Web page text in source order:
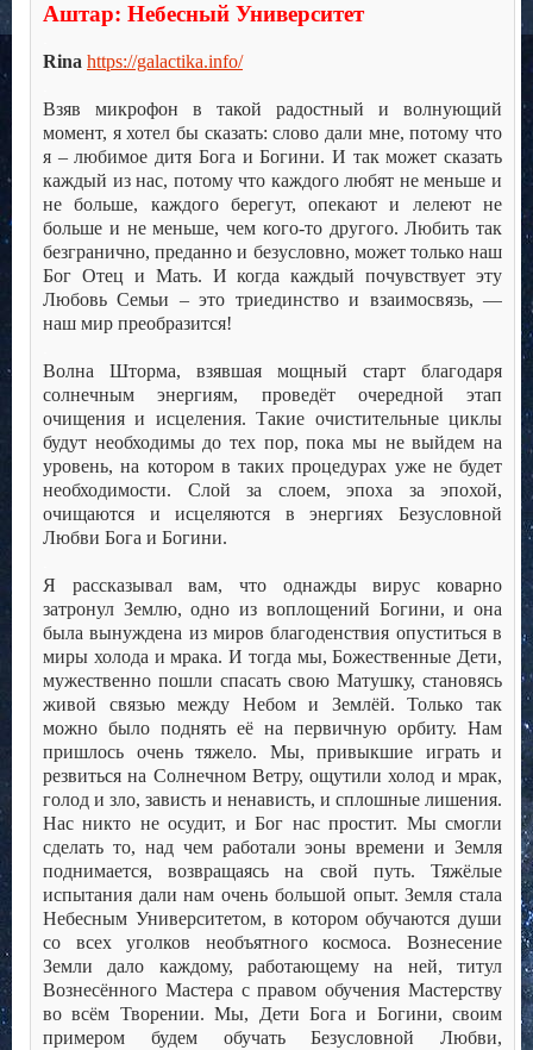
Аштар: Небесный Университет
Rina https://galactika.info/
Взяв микрофон в такой радостный и волнующий
момент, я хотел бы сказать: слово дали мне, потому что
я – любимое дитя Бога и Богини. И так может сказать
каждый из нас, потому что каждого любят не меньше и
не больше, каждого берегут, опекают и лелеют не
больше и не меньше, чем кого-то другого. Любить так
безгранично, преданно и безусловно, может только наш
Бог Отец и Мать. И когда каждый почувствует эту
Любовь Семьи – это триединство и взаимосвязь, —
наш мир преобразится!
Волна Шторма, взявшая мощный старт благодаря
солнечным энергиям, проведёт очередной этап
очищения и исцеления. Такие очистительные циклы
будут необходимы до тех пор, пока мы не выйдем на
уровень, на котором в таких процедурах уже не будет
необходимости. Слой за слоем, эпоха за эпохой,
очищаются и исцеляются в энергиях Безусловной
Любви Бога и Богини.
Я рассказывал вам, что однажды вирус коварно
затронул Землю, одно из воплощений Богини, и она
была вынуждена из миров благоденствия опуститься в
миры холода и мрака. И тогда мы, Божественные Дети,
мужественно пошли спасать свою Матушку, становясь
живой связью между Небом и Землёй. Только так
можно было поднять её на первичную орбиту. Нам
пришлось очень тяжело. Мы, привыкшие играть и
резвиться на Солнечном Ветру, ощутили холод и мрак,
голод и зло, зависть и ненависть, и сплошные лишения.
Нас никто не осудит, и Бог нас простит. Мы смогли
сделать то, над чем работали эоны времени и Земля
поднимается, возвращаясь на свой путь. Тяжёлые
испытания дали нам очень большой опыт. Земля стала
Небесным Университетом, в котором обучаются души
со всех уголков необъятного космоса. Вознесение
Земли дало каждому, работающему на ней, титул
Вознесённого Мастера с правом обучения Мастерству
во всём Творении. Мы, Дети Бога и Богини, своим
примером будем обучать Безусловной Любви,